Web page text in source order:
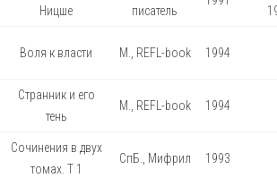
Ницше
писатель
Воля к власти М., REFL-book 1994
Странник и его
тень
М., REFL-book 1994
Сочинения в двух
томах. Т 1
СпБ., Мифрил 1993